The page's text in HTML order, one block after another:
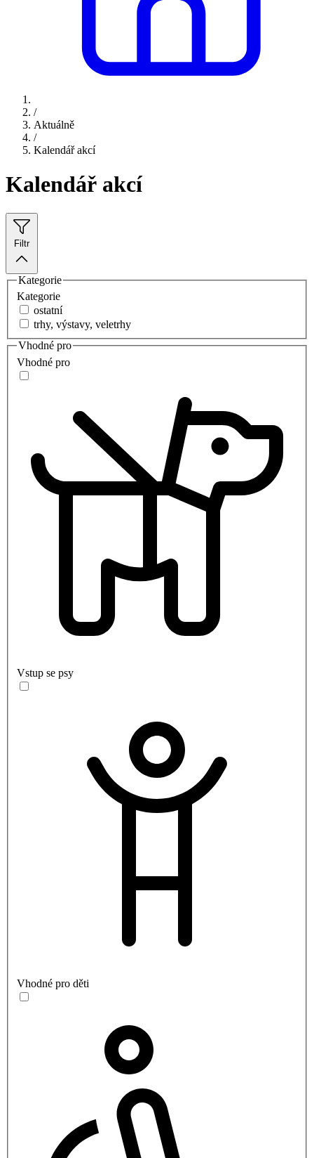
/
Aktuálně
/
Kalendář akcí
Kalendář akcí
Filtr
Kategorie
Kategorie
ostatní
trhy, výstavy, veletrhy
Vhodné pro
Vhodné pro
Vstup se psy
Vhodné pro děti